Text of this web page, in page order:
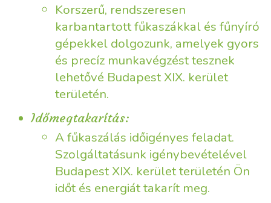
Korszerű, rendszeresen
karbantartott fűkaszákkal és fűnyíró
gépekkel dolgozunk, amelyek gyors
és precíz munkavégzést tesznek
lehetővé Budapest XIX. kerület
területén.
Időmegtakarítás:
A fűkaszálás időigényes feladat.
Szolgáltatásunk igénybevételével
Budapest XIX. kerület területén Ön
időt és energiát takarít meg.